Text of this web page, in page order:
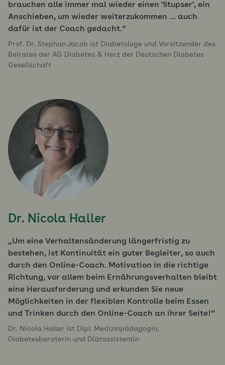
brauchen alle immer mal wieder einen 'Stupser', ein
Anschieben, um wieder weiterzukommen … auch
dafür ist der Coach gedacht.
Prof. Dr. Stephan Jacob ist Diabetologe und Vorsitzender des
Beirates der AG Diabetes & Herz der Deutschen Diabetes
Gesellschaft
Dr. Nicola Haller
Um eine Verhaltensänderung längerfristig zu
bestehen, ist Kontinuität ein guter Begleiter, so auch
durch den Online-Coach. Motivation in die richtige
Richtung, vor allem beim Ernährungsverhalten bleibt
eine Herausforderung und erkunden Sie neue
Möglichkeiten in der flexiblen Kontrolle beim Essen
und Trinken durch den Online-Coach an ihrer Seite!
Dr. Nicola Haller ist Dipl. Medizinpädagogin,
Diabetesberaterin und Diätassistentin